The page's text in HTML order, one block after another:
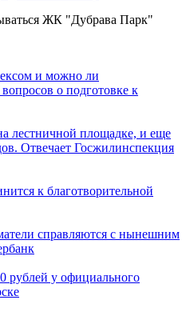
ЖК "Дубрава Парк"
и можно ли
о подготовке к
лестничной площадке, и еще
Отвечает Госжилинспекция
к благотворительной
справляются с нынешним
рублей у официального